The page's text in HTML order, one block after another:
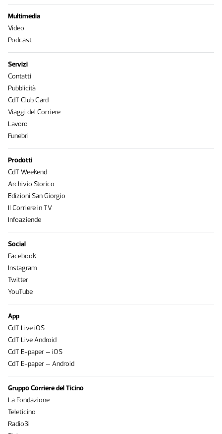
Multimedia
Video
Podcast
Servizi
Contatti
Pubblicità
CdT Club Card
Viaggi del Corriere
Lavoro
Funebri
Prodotti
CdT Weekend
Archivio Storico
Edizioni San Giorgio
Il Corriere in TV
Infoaziende
Social
Facebook
Instagram
Twitter
YouTube
App
CdT Live iOS
CdT Live Android
CdT E-paper – iOS
CdT E-paper – Android
Gruppo Corriere del Ticino
La Fondazione
Teleticino
Radio3i